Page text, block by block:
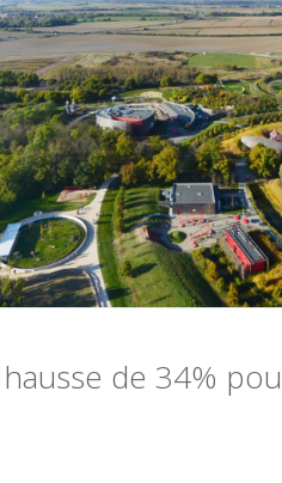
de 34%